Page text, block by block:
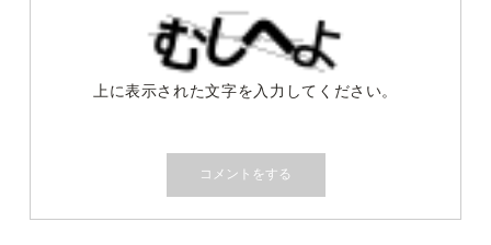
上に表示された文字を入力してください。